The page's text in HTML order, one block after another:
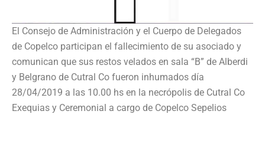
El Consejo de Administración y el Cuerpo de Delegados
de Copelco participan el fallecimiento de su asociado y
comunican que sus restos velados en sala “B” de Alberdi
y Belgrano de Cutral Co fueron inhumados día
28/04/2019 a las 10.00 hs en la necrópolis de Cutral Co
Exequias y Ceremonial a cargo de Copelco Sepelios